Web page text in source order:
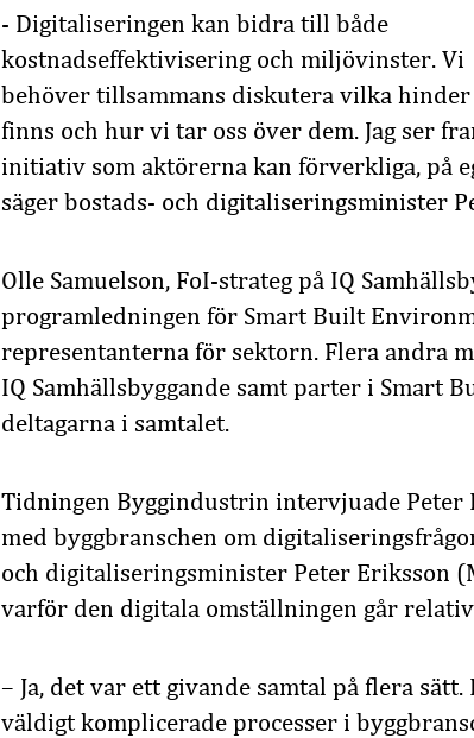
- Digitaliseringen kan bidra till både
kostnadseffektivisering och miljövinster. Vi
behöver tillsammans diskutera vilka hinder
finns och hur vi tar oss över dem. Jag ser
initiativ som aktörerna kan förverkliga, på
säger bostads- och digitaliseringsminister
Olle Samuelson, FoI-strateg på IQ
programledningen för Smart Built
representanterna för sektorn. Flera andra
IQ Samhällsbyggande samt parter i Smart
deltagarna i samtalet.
Tidningen Byggindustrin intervjuade
med byggbranschen om
och digitaliseringsminister Peter Eriksson
varför den digitala omställningen går
– Ja, det var ett givande samtal på flera
väldigt komplicerade processer i